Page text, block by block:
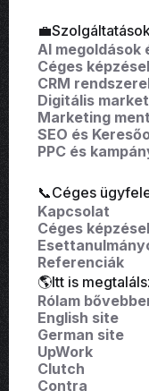
AI megoldások
Céges
CRM
Digitális
Marketing
SEO és
PPC és
📞Céges
Kapcsolat
Céges
Referenciák
🌎Itt is
Rólam
English site
German site
UpWork
Clutch
Contra